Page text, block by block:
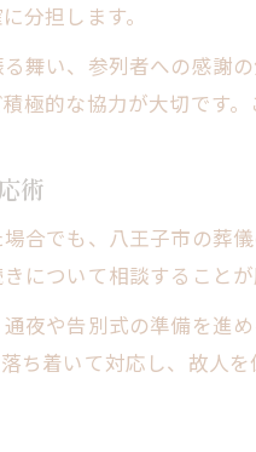
葬儀の流れ
分担します。
舞い、参列者への感謝
極的な協力が大切です
術
合でも、八王子市の葬
について相談することが
夜や告別式の準備を進
ち着いて対応し、故人